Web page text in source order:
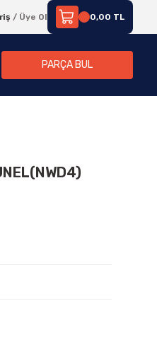
/ Üye Ol 0,00 TL
PARÇA BUL